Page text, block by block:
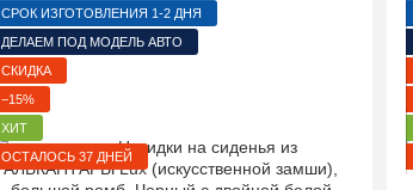
СРОК ИЗГОТОВЛЕНИЯ 1-2 ДНЯ
ДЕЛАЕМ ПОД МОДЕЛЬ АВТО
СКИДКА
−15%
ХИТ
ОСТАЛОСЬ 37 ДНЕЙ